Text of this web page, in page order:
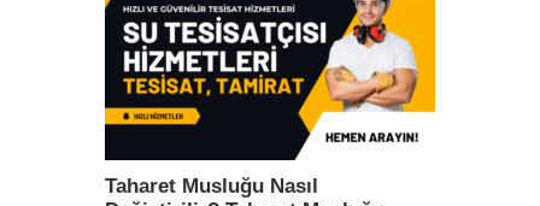
Taharet Musluğu Nasıl